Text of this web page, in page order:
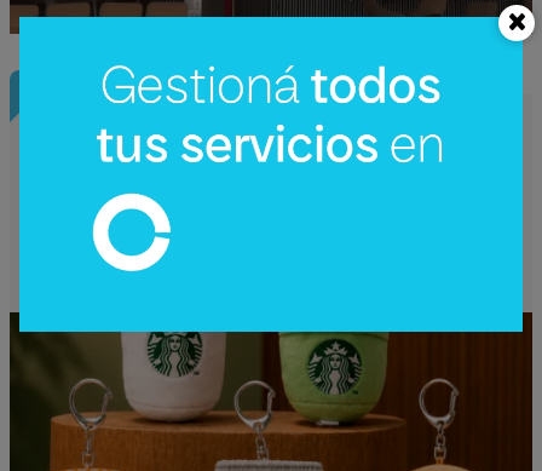
InfoNegocios Miami
Starbucks Japón y la cápsula
coleccionable que vale más que el café
(el producto se convierte en ecosistema)